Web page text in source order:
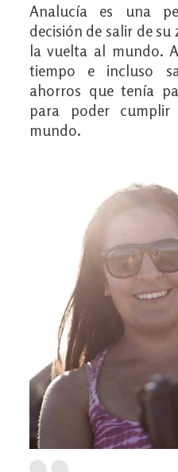
Analucía es una
decisión de salir de
la vuelta al mundo.
tiempo e incluso
ahorros que tenía
para poder
mundo.